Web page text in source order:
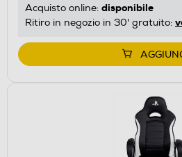
Acquisto online: disponibile
Ritiro in negozio in 30' gratuito: